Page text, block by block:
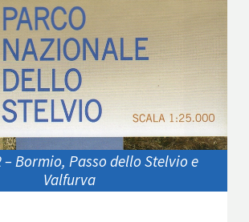
– Bormio, Passo dello Stelvio e
Valfurva